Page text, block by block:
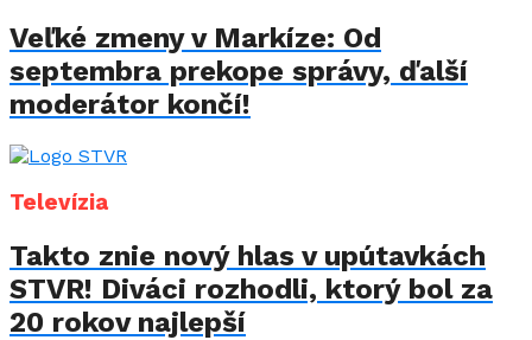
Veľké zmeny v Markíze: Od
septembra prekope správy, ďalší
moderátor končí!
Televízia
Takto znie nový hlas v upútavkách
STVR! Diváci rozhodli, ktorý bol za
20 rokov najlepší